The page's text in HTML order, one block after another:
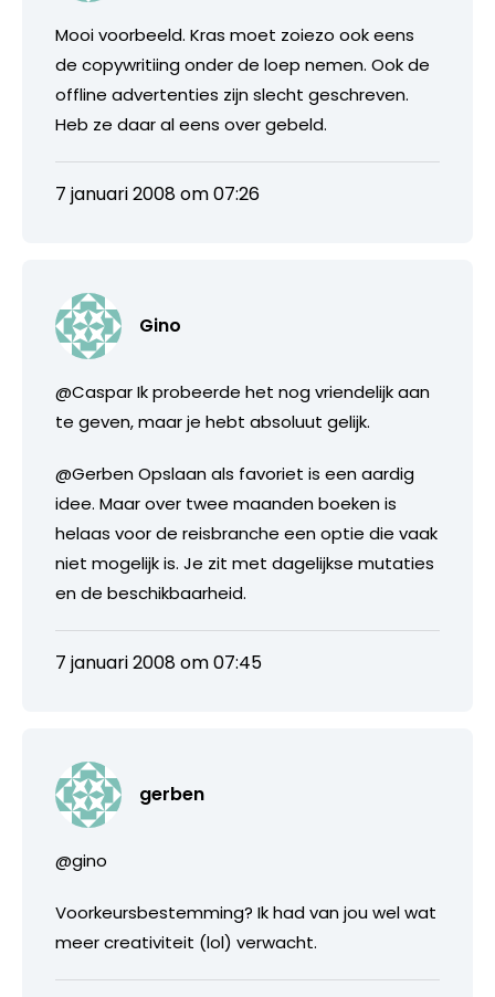
Mooi voorbeeld. Kras moet zoiezo ook eens
de copywritiing onder de loep nemen. Ook de
offline advertenties zijn slecht geschreven.
Heb ze daar al eens over gebeld.
7 januari 2008 om 07:26
Gino
@Caspar Ik probeerde het nog vriendelijk aan
te geven, maar je hebt absoluut gelijk.
@Gerben Opslaan als favoriet is een aardig
idee. Maar over twee maanden boeken is
helaas voor de reisbranche een optie die vaak
niet mogelijk is. Je zit met dagelijkse mutaties
en de beschikbaarheid.
7 januari 2008 om 07:45
gerben
@gino
Voorkeursbestemming? Ik had van jou wel wat
meer creativiteit (lol) verwacht.